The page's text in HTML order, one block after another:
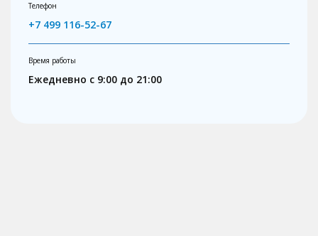
Телефон
+7 499 116-52-67
Время работы
Ежедневно с 9:00 до 21:00